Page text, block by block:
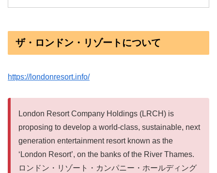
ザ・ロンドン・リゾートについて
https://londonresort.info/
London Resort Company Holdings (LRCH) is
proposing to develop a world-class, sustainable, next
generation entertainment resort known as the
‘London Resort’, on the banks of the River Thames.
ロンドン・リゾート・カンパニー・ホールディング